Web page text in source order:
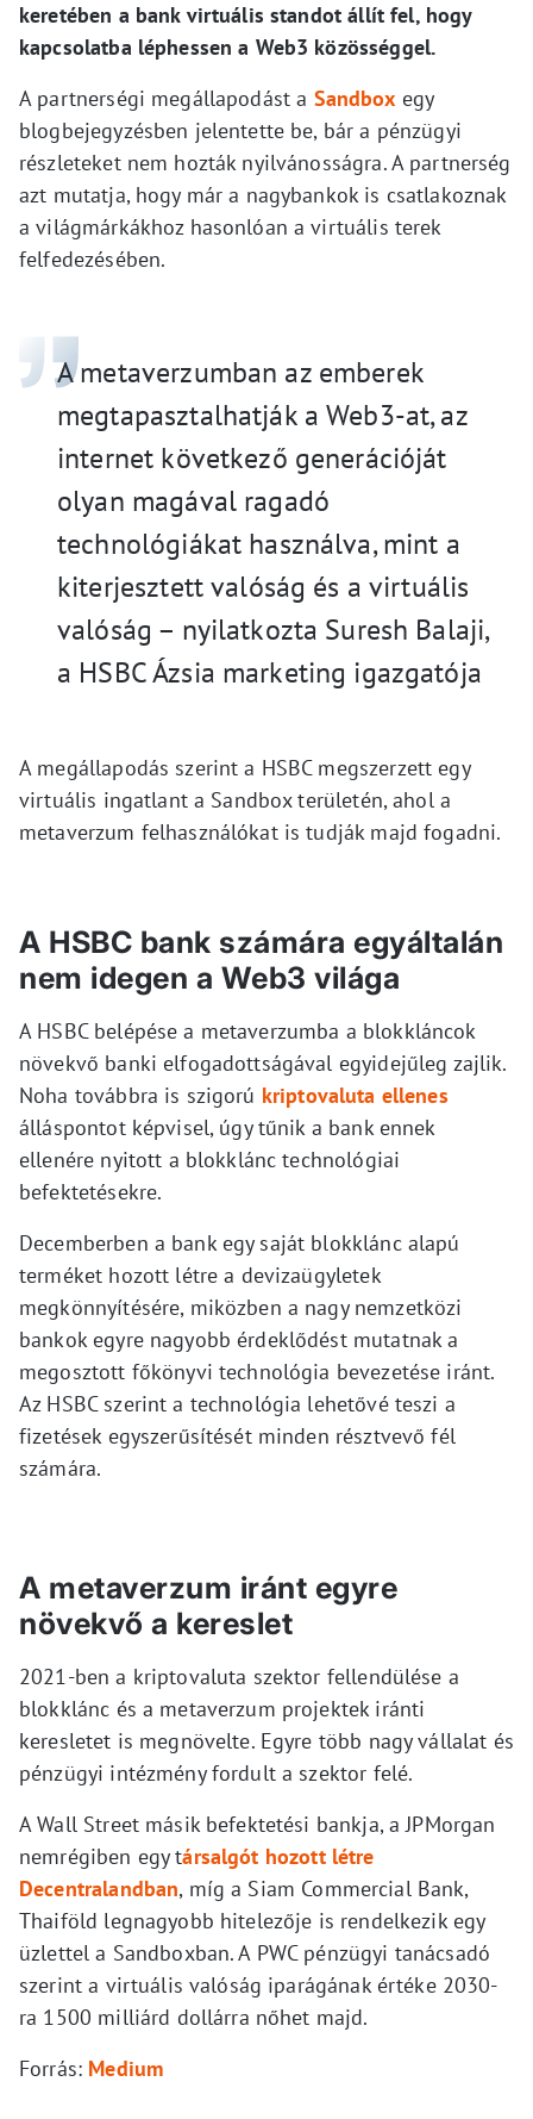
keretében a bank virtuális standot állít fel, hogy
kapcsolatba léphessen a Web3 közösséggel.
A partnerségi megállapodást a Sandbox egy
blogbejegyzésben jelentette be, bár a pénzügyi
részleteket nem hozták nyilvánosságra. A partnerség
azt mutatja, hogy már a nagybankok is csatlakoznak
a világmárkákhoz hasonlóan a virtuális terek
felfedezésében.
A metaverzumban az emberek
megtapasztalhatják a Web3-at, az
internet következő generációját
olyan magával ragadó
technológiákat használva, mint a
kiterjesztett valóság és a virtuális
valóság – nyilatkozta Suresh Balaji,
a HSBC Ázsia marketing igazgatója
A megállapodás szerint a HSBC megszerzett egy
virtuális ingatlant a Sandbox területén, ahol a
metaverzum felhasználókat is tudják majd fogadni.
A HSBC bank számára egyáltalán
nem idegen a Web3 világa
A HSBC belépése a metaverzumba a blokkláncok
növekvő banki elfogadottságával egyidejűleg zajlik.
Noha továbbra is szigorú kriptovaluta ellenes
álláspontot képvisel, úgy tűnik a bank ennek
ellenére nyitott a blokklánc technológiai
befektetésekre.
Decemberben a bank egy saját blokklánc alapú
terméket hozott létre a devizaügyletek
megkönnyítésére, miközben a nagy nemzetközi
bankok egyre nagyobb érdeklődést mutatnak a
megosztott főkönyvi technológia bevezetése iránt.
Az HSBC szerint a technológia lehetővé teszi a
fizetések egyszerűsítését minden résztvevő fél
számára.
A metaverzum iránt egyre
növekvő a kereslet
2021-ben a kriptovaluta szektor fellendülése a
blokklánc és a metaverzum projektek iránti
keresletet is megnövelte. Egyre több nagy vállalat és
pénzügyi intézmény fordult a szektor felé.
A Wall Street másik befektetési bankja, a JPMorgan
nemrégiben egy társalgót hozott létre
Decentralandban, míg a Siam Commercial Bank,
Thaiföld legnagyobb hitelezője is rendelkezik egy
üzlettel a Sandboxban. A PWC pénzügyi tanácsadó
szerint a virtuális valóság iparágának értéke 2030-
ra 1500 milliárd dollárra nőhet majd.
Forrás: Medium